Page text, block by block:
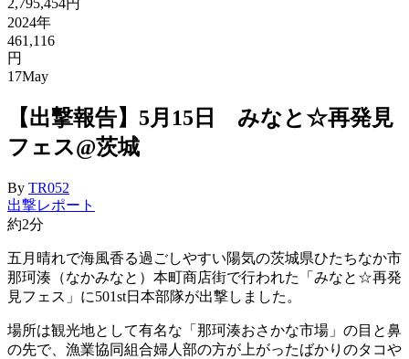
2,795,454円
2024年
461,116
円
17May
【出撃報告】5月15日 みなと☆再発見
フェス@茨城
By TR052
出撃レポート
約2分
五月晴れで海風香る過ごしやすい陽気の茨城県ひたちなか市
那珂湊（なかみなと）本町商店街で行われた「みなと☆再発
見フェス」に501st日本部隊が出撃しました。
場所は観光地として有名な「那珂湊おさかな市場」の目と鼻
の先で、漁業協同組合婦人部の方が上がったばかりのタコや